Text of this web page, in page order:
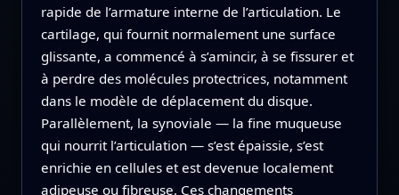
rapide de l’armature interne de l’articulation. Le
cartilage, qui fournit normalement une surface
glissante, a commencé à s’amincir, à se fissurer et
à perdre des molécules protectrices, notamment
dans le modèle de déplacement du disque.
Parallèlement, la synoviale — la fine muqueuse
qui nourrit l’articulation — s’est épaissie, s’est
enrichie en cellules et est devenue localement
adipeuse ou fibreuse. Ces changements